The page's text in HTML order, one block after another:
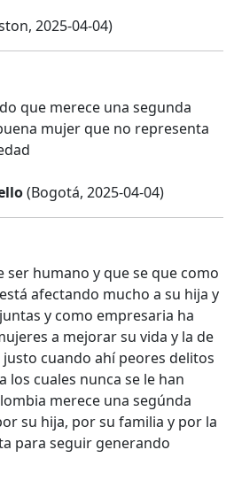
2025-04-04)
que merece una segunda
mujer que no representa
(Bogotá, 2025-04-04)
ser humano y que se que como
afectando mucho a su hija y
y como empresaria ha
a mejorar su vida y la de
cuando ahí peores delitos
los cuales nunca se le han
merece una segúnda
su hija, por su familia y por la
para seguir generando